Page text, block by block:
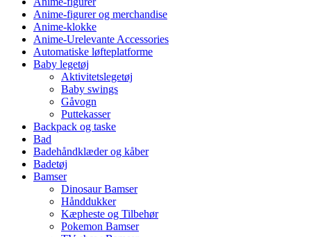
Anime-figurer og merchandise
Anime-klokke
Anime-Urelevante Accessories
Automatiske løfteplatforme
Baby legetøj
Aktivitetslegetøj
Baby swings
Gåvogn
Puttekasser
Backpack og taske
Bad
Badehåndklæder og kåber
Badetøj
Bamser
Dinosaur Bamser
Hånddukker
Kæpheste og Tilbehør
Pokemon Bamser